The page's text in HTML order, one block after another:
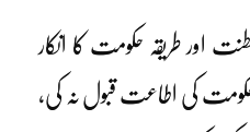
طریقہ حکومت کا انکار
کی اطاعت قبول نہ کی،